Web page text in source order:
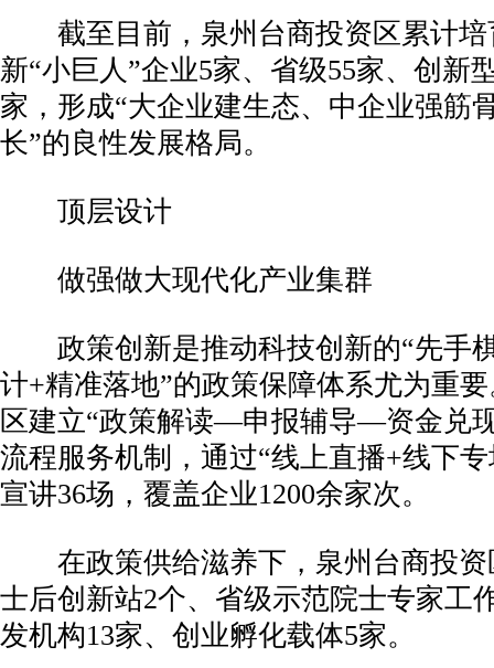
截至目前，泉州台商投资区累计培
新“小巨人”企业5家、省级55家、创新
家，形成“大企业建生态、中企业强筋
长”的良性发展格局。
顶层设计
做强做大现代化产业集群
政策创新是推动科技创新的“先手
计+精准落地”的政策保障体系尤为重
区建立“政策解读—申报辅导—资金兑
流程服务机制，通过“线上直播+线下
宣讲36场，覆盖企业1200余家次。
在政策供给滋养下，泉州台商投资
士后创新站2个、省级示范院士专家工
发机构13家、创业孵化载体5家。